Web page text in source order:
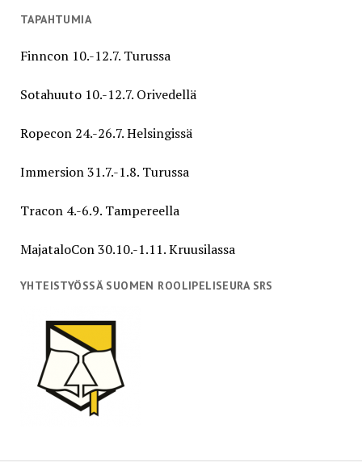
TAPAHTUMIA
Finncon 10.-12.7. Turussa
Sotahuuto 10.-12.7. Orivedellä
Ropecon 24.-26.7. Helsingissä
Immersion 31.7.-1.8. Turussa
Tracon 4.-6.9. Tampereella
MajataloCon 30.10.-1.11. Kruusilassa
YHTEISTYÖSSÄ SUOMEN ROOLIPELISEURA SRS